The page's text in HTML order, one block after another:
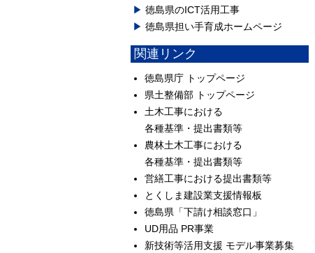
徳島県のICT活用工事
徳島県担い手育成ホームページ
関連リンク
徳島県庁 トップページ
県土整備部 トップページ
土木工事における
各種基準・提出書類等
農林土木工事における
各種基準・提出書類等
営繕工事における提出書類等
とくしま建設業支援情報板
徳島県「下請け相談窓口」
UD用品 PR事業
新技術等活用支援 モデル事業募集